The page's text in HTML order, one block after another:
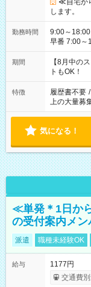
≪自宅か
します。
勤務時間
9:00～18:00（休憩60分） ■
早番 7:00～
と休みを合
「できれ
ね。 ※Wワーク希望の方へ 今ご覧のお仕事で希望する勤務時間
と、もう1
合は応募で
期間
【8月中の
トもOK！
特徴 履歴書不要 /
上の大量募
気になる！
≪単発＊1日か
の受付案内メン
派遣 職種未経験OK
給与
1177円
交通費